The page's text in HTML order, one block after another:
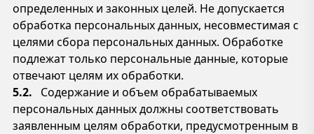
определенных и законных целей. Не допускается
обработка персональных данных, несовместимая с
целями сбора персональных данных. Обработке
подлежат только персональные данные, которые
отвечают целям их обработки.
5.2. Содержание и объем обрабатываемых
персональных данных должны соответствовать
заявленным целям обработки, предусмотренным в